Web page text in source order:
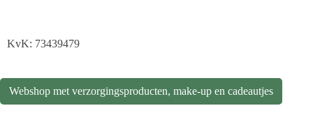
KvK: 73439479
Webshop met verzorgingsproducten, make-up en cadeautjes